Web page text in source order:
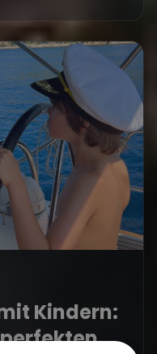
Kindern: